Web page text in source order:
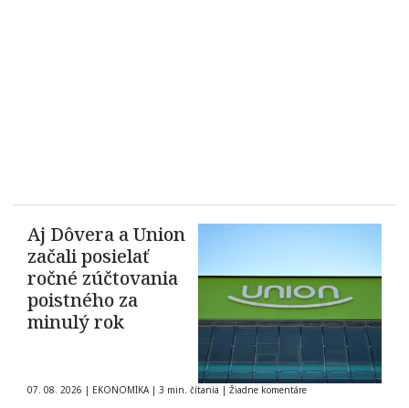
Aj Dôvera a Union
začali posielať
ročné zúčtovania
poistného za
minulý rok
07. 08. 2026 | EKONOMIKA | 3 min. čítania | Žiadne komentáre